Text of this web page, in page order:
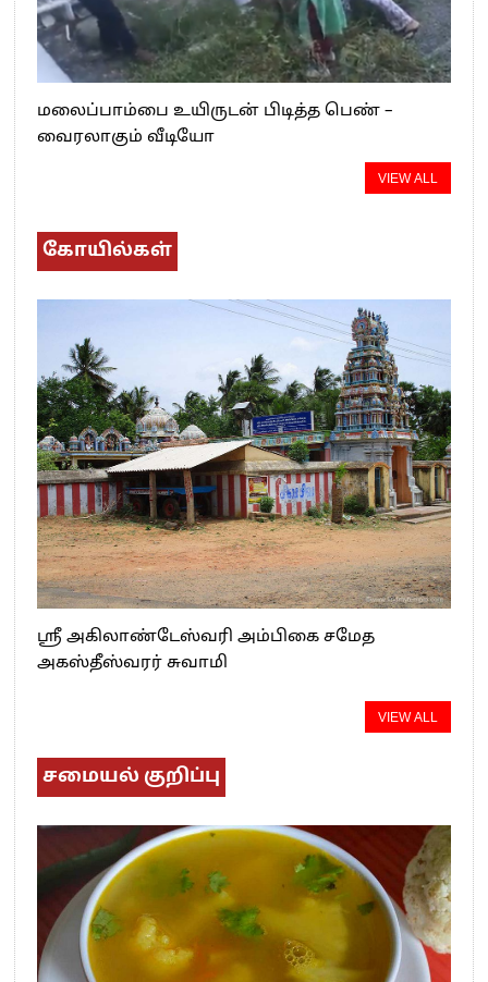
மலைப்பாம்பை உயிருடன் பிடித்த பெண் –
வைரலாகும் வீடியோ
VIEW ALL
கோயில்கள்
ஸ்ரீ அகிலாண்டேஸ்வரி அம்பிகை சமேத
அகஸ்தீஸ்வரர் சுவாமி
VIEW ALL
சமையல் குறிப்பு